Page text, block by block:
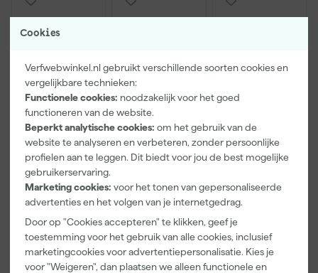
Cookies
Verfwebwinkel.nl gebruikt verschillende soorten cookies en
vergelijkbare technieken:
Functionele cookies: noodzakelijk voor het goed
functioneren van de website.
Beperkt analytische cookies: om het gebruik van de
website te analyseren en verbeteren, zonder persoonlijke
profielen aan te leggen. Dit biedt voor jou de best mogelijke
gebruikerservaring.
Marketing cookies: voor het tonen van gepersonaliseerde
advertenties en het volgen van je internetgedrag.
Door op "Cookies accepteren" te klikken, geef je
toestemming voor het gebruik van alle cookies, inclusief
marketingcookies voor advertentiepersonalisatie. Kies je
voor "Weigeren", dan plaatsen we alleen functionele en
Paintura
Lucamax
Washi tape -
50mx24mm
Morgen
bezorgd
Adviesprijs 6,00
3,99
incl. BTW
Farrow & Ball
F&B
Kleurenwaaie
Morgen
bezorgd
22,00
incl. BTW
Go!Paint Roll
And Go
Verfemmer -
8L + 5
Inzetemmers
Morgen
bezorgd
10,99
incl. BTW